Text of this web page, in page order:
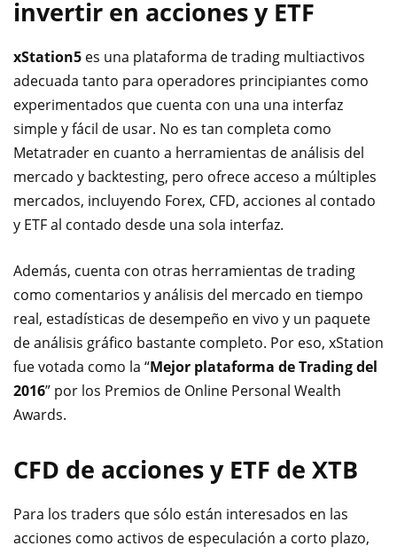
invertir en acciones y ETF
xStation5 es una plataforma de trading multiactivos
adecuada tanto para operadores principiantes como
experimentados que cuenta con una una interfaz
simple y fácil de usar. No es tan completa como
Metatrader en cuanto a herramientas de análisis del
mercado y backtesting, pero ofrece acceso a múltiples
mercados, incluyendo Forex, CFD, acciones al contado
y ETF al contado desde una sola interfaz.
Además, cuenta con otras herramientas de trading
como comentarios y análisis del mercado en tiempo
real, estadísticas de desempeño en vivo y un paquete
de análisis gráfico bastante completo. Por eso, xStation
fue votada como la “Mejor plataforma de Trading del
2016” por los Premios de Online Personal Wealth
Awards.
CFD de acciones y ETF de XTB
Para los traders que sólo están interesados en las
acciones como activos de especulación a corto plazo,